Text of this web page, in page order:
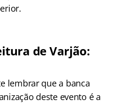
de Varjão:
lembrar que a banca
deste evento é a